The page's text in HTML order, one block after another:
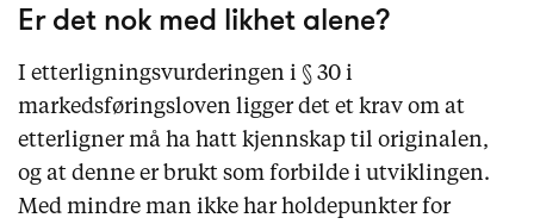
Er det nok med likhet alene?
I etterligningsvurderingen i § 30 i
markedsføringsloven ligger det et krav om at
etterligner må ha hatt kjennskap til originalen,
og at denne er brukt som forbilde i utviklingen.
Med mindre man ikke har holdepunkter for